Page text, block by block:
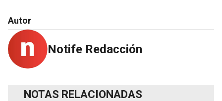
Autor
Notife Redacción
NOTAS RELACIONADAS